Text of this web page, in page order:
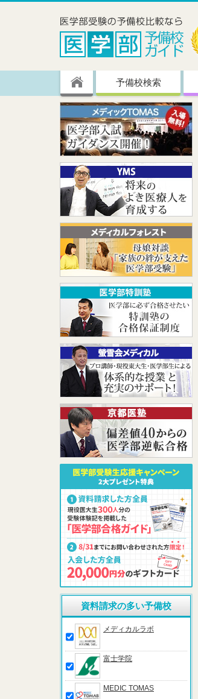
予備校検索
資料請求の多い予備校
メディカルラボ
富士学院
MEDIC TOMAS